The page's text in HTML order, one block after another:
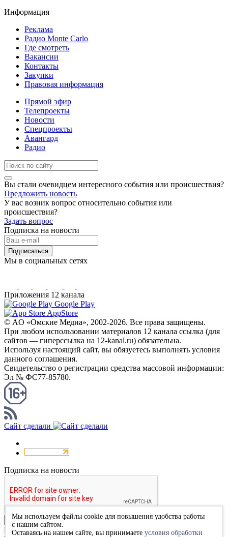
Информация
Реклама
Радио Monte Carlo
Где смотреть
Вакансии
Контакты
Закупки
Правовая информация
Прямой эфир
Телепроекты
Новости
Спецпроекты
Авангард
Радио
Вы стали очевидцем интересного события или происшествия?
Предложить новость
У вас возник вопрос относительно события или
происшествия?
Задать вопрос
Подписка на новости
Подписаться
Мы в социальных сетях
Приложения 12 канала
Google Play
AppStore
© AO «Омские Медиа», 2002-2026. Все права защищены.
При любом использовании материалов 12 канала ссылка (для
сайтов — гиперссылка на 12-kanal.ru) обязательна.
Используя настоящий сайт, вы обязуетесь выполнять условия
данного соглашения.
Свидетельство о регистрации средства массовой информации:
Эл № ФС77-85780.
Сайт сделали
Подписка на новости
Подписаться
Благодарим за подписку
Мы используем файлы cookie для повышения удобства работы
с нашим сайтом.
Оставаясь на нашем сайте, вы принимаете условия обработки